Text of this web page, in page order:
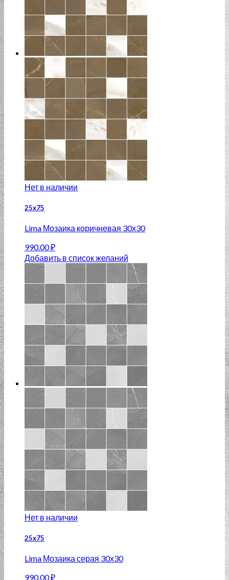
Нет в наличии
25х75
Lima Мозаика коричневая 30х30
990.00₽
Добавить в список желаний
Нет в наличии
25х75
Lima Мозаика серая 30х30
990.00₽